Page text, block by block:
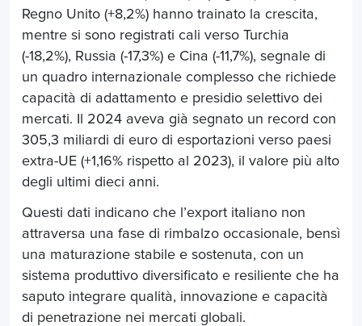
Regno Unito (+8,2%) hanno trainato la crescita,
mentre si sono registrati cali verso Turchia
(-18,2%), Russia (-17,3%) e Cina (-11,7%), segnale di
un quadro internazionale complesso che richiede
capacità di adattamento e presidio selettivo dei
mercati. Il 2024 aveva già segnato un record con
305,3 miliardi di euro di esportazioni verso paesi
extra-UE (+1,16% rispetto al 2023), il valore più alto
degli ultimi dieci anni.
Questi dati indicano che l’export italiano non
attraversa una fase di rimbalzo occasionale, bensì
una maturazione stabile e sostenuta, con un
sistema produttivo diversificato e resiliente che ha
saputo integrare qualità, innovazione e capacità
di penetrazione nei mercati globali.